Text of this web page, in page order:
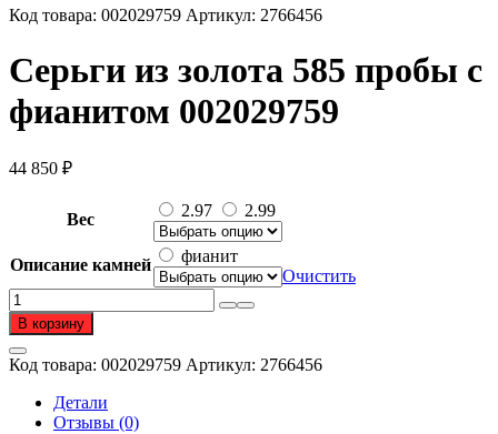
Код товара: 002029759 Артикул: 2766456
Серьги из золота 585 пробы с
фианитом 002029759
44 850 ₽
Вес 2.97 2.99
Описание камней
фианит
Очистить
Количество
товара
Серьги
из
золота
пробы
В корзину
Код товара: 002029759 Артикул: 2766456
Детали
Отзывы (0)